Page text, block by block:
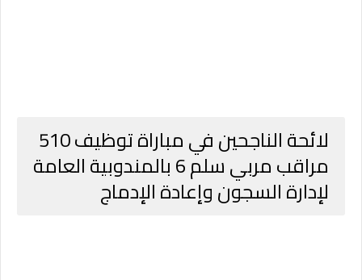
لائحة الناجحين في مباراة توظيف 510
مراقب مربي سلم 6 بالمندوبية العامة
لإدارة السجون وإعادة الإدماج